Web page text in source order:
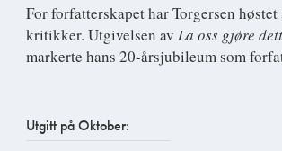
For forfatterskapet har Torgersen høstet
kritikker. Utgivelsen av La oss gjøre
markerte hans 20-årsjubileum som
Utgitt på Oktober: